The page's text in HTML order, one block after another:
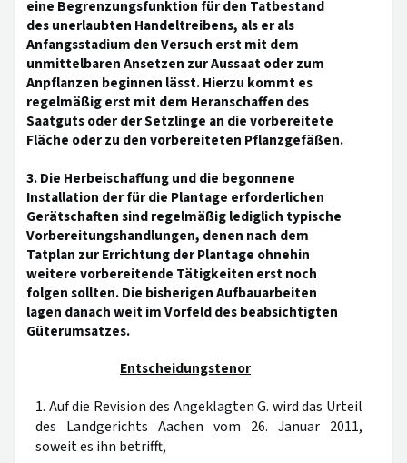
eine Begrenzungsfunktion für den Tatbestand
des unerlaubten Handeltreibens, als er als
Anfangsstadium den Versuch erst mit dem
unmittelbaren Ansetzen zur Aussaat oder zum
Anpflanzen beginnen lässt. Hierzu kommt es
regelmäßig erst mit dem Heranschaffen des
Saatguts oder der Setzlinge an die vorbereitete
Fläche oder zu den vorbereiteten Pflanzgefäßen.
3. Die Herbeischaffung und die begonnene
Installation der für die Plantage erforderlichen
Gerätschaften sind regelmäßig lediglich typische
Vorbereitungshandlungen, denen nach dem
Tatplan zur Errichtung der Plantage ohnehin
weitere vorbereitende Tätigkeiten erst noch
folgen sollten. Die bisherigen Aufbauarbeiten
lagen danach weit im Vorfeld des beabsichtigten
Güterumsatzes.
Entscheidungstenor
1. Auf die Revision des Angeklagten G. wird das Urteil
des Landgerichts Aachen vom 26. Januar 2011,
soweit es ihn betrifft,